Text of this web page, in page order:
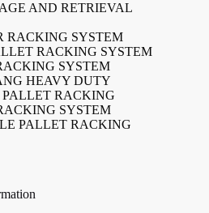
AND RETRIEVAL
RACKING SYSTEM
RACKING SYSTEM
SYSTEM
HEAVY DUTY
PALLET RACKING
SYSTEM
PALLET RACKING